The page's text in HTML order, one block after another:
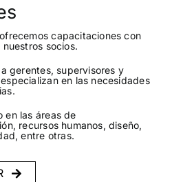
capacitaciones con
socios.
gerentes, supervisores y
en las necesidades
en las áreas de
recursos humanos, diseño,
entre otras.